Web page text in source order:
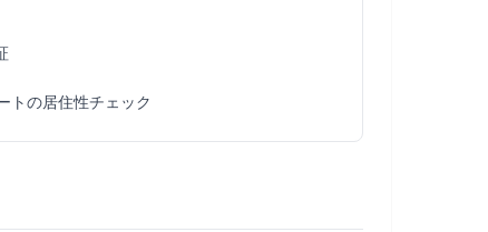
トの居住性チェック